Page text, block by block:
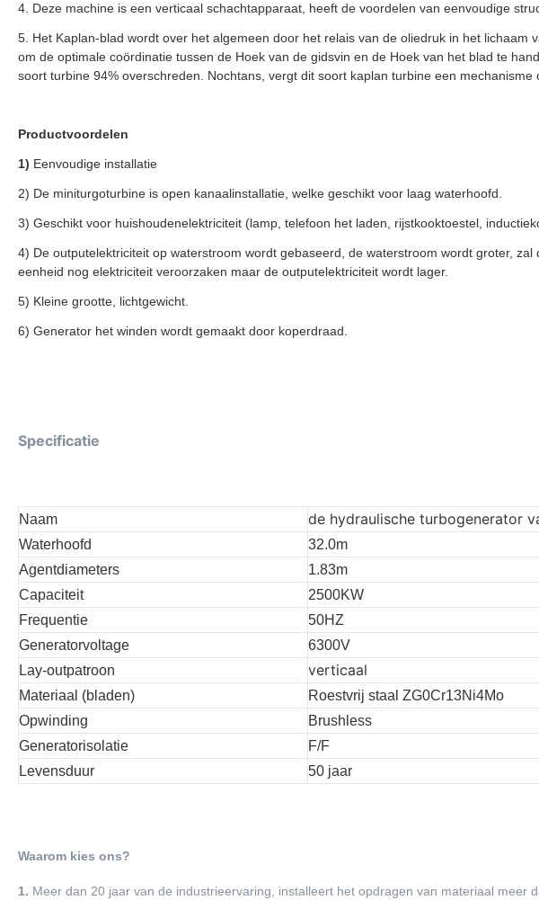
4. Deze machine is een verticaal schachtapparaat, heeft de voordelen van eenvoudige
5. Het Kaplan-blad wordt over het algemeen door het relais van de oliedruk in het
om de optimale coördinatie tussen de Hoek van de gidsvin en de Hoek van het blad te
soort turbine 94% overschreden. Nochtans, vergt dit soort kaplan turbine een
Productvoordelen
1) Eenvoudige installatie
2) De miniturgoturbine is open kanaalinstallatie, welke geschikt voor laag waterhoofd.
3) Geschikt voor huishoudenelektriciteit (lamp, telefoon het laden, rijstkooktoestel,
4) De outputelektriciteit op waterstroom wordt gebaseerd, de waterstroom wordt groter,
eenheid nog elektriciteit veroorzaken maar de outputelektriciteit wordt lager.
5) Kleine grootte, lichtgewicht.
6) Generator het winden wordt gemaakt door koperdraad.
Specificatie
Naam de hydraulische turbogenerator
Waterhoofd
32.0m
Agentdiameters
1.83m
Capaciteit
2500KW
Frequentie
50HZ
Generatorvoltage
6300V
Lay-outpatroon
verticaal
Materiaal (bladen)
Roestvrij staal ZG0Cr13Ni4Mo
Opwinding
Brushless
Generatorisolatie
F/F
Levensduur
50 jaar
Waarom kies ons?
1. Meer dan 20 jaar van de industrieervaring, installeert het opdragen van materiaal meer